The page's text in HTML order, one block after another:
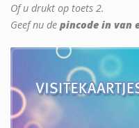
Of u drukt op toets 2.
Geef nu de pincode in van